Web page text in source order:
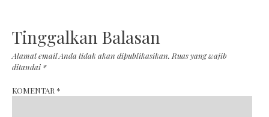
Tinggalkan Balasan
Alamat email Anda tidak akan dipublikasikan. Ruas yang wajib
ditandai *
KOMENTAR *